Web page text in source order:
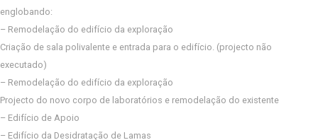
englobando:
– Remodelação do edifício da exploração
Criação de sala polivalente e entrada para o edifício. (projecto não
executado)
– Remodelação do edifício da exploração
Projecto do novo corpo de laboratórios e remodelação do existente
– Edifício de Apoio
– Edifício da Desidratação de Lamas